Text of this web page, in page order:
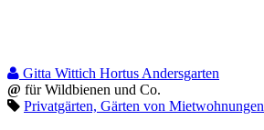
Gitta Wittich Hortus Andersgarten
@ für Wildbienen und Co.
Privatgärten, Gärten von Mietwohnungen